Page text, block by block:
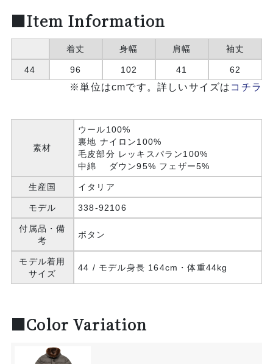
■Item Information
着丈 身幅 肩幅 袖丈
44 96 102 41 62
※単位はcmです。詳しいサイズは コチラ
素材
ウール100%
裏地 ナイロン100%
毛皮部分 レッキスパラン100%
中綿 ダウン95% フェザー5%
生産国 イタリア
モデル 338-92106
付属品・備
考
ボタン
モデル着用
サイズ
44 / モデル身長 164cm・体重44kg
■Color Variation